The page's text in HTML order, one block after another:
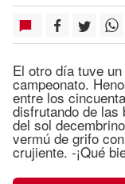
El otro día tuve
campeonato.
entre los
disfrutando de las
del sol
vermú de grifo
crujiente. -¡Qué